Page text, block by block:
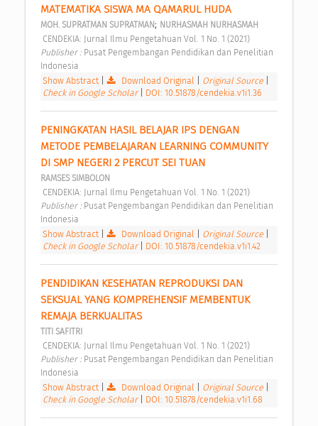
MATEMATIKA SISWA MA QAMARUL HUDA
MOH. SUPRATMAN SUPRATMAN; NURHASMAH NURHASMAH
CENDEKIA: Jurnal Ilmu Pengetahuan Vol. 1 No. 1 (2021)
Publisher : Pusat Pengembangan Pendidikan dan Penelitian
Indonesia
Show Abstract
Download Original Original Source
Check in Google Scholar
DOI: 10.51878/cendekia.v1i1.36
PENINGKATAN HASIL BELAJAR IPS DENGAN
METODE PEMBELAJARAN LEARNING COMMUNITY
DI SMP NEGERI 2 PERCUT SEI TUAN
RAMSES SIMBOLON
CENDEKIA: Jurnal Ilmu Pengetahuan Vol. 1 No. 1 (2021)
Publisher : Pusat Pengembangan Pendidikan dan Penelitian
Indonesia
Show Abstract
Download Original Original Source
Check in Google Scholar
DOI: 10.51878/cendekia.v1i1.42
PENDIDIKAN KESEHATAN REPRODUKSI DAN
SEKSUAL YANG KOMPREHENSIF MEMBENTUK
REMAJA BERKUALITAS
TITI SAFITRI
CENDEKIA: Jurnal Ilmu Pengetahuan Vol. 1 No. 1 (2021)
Publisher : Pusat Pengembangan Pendidikan dan Penelitian
Indonesia
Show Abstract
Download Original Original Source
Check in Google Scholar
DOI: 10.51878/cendekia.v1i1.68